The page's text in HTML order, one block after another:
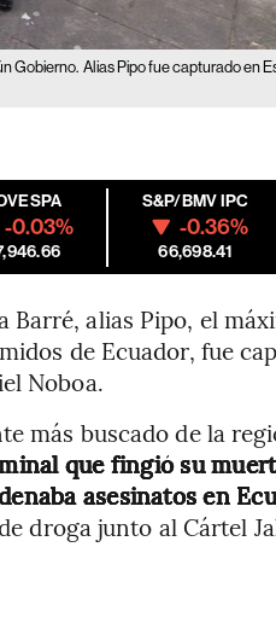
Gobierno. Alias Pipo fue capturado en
-0.03%
S&P/BMV IPC
-0.36%
66,698.41
alias Pipo, el
de Ecuador, fue
Noboa.
más buscado de la
que fingió su
asesinatos en
droga junto al Cártel